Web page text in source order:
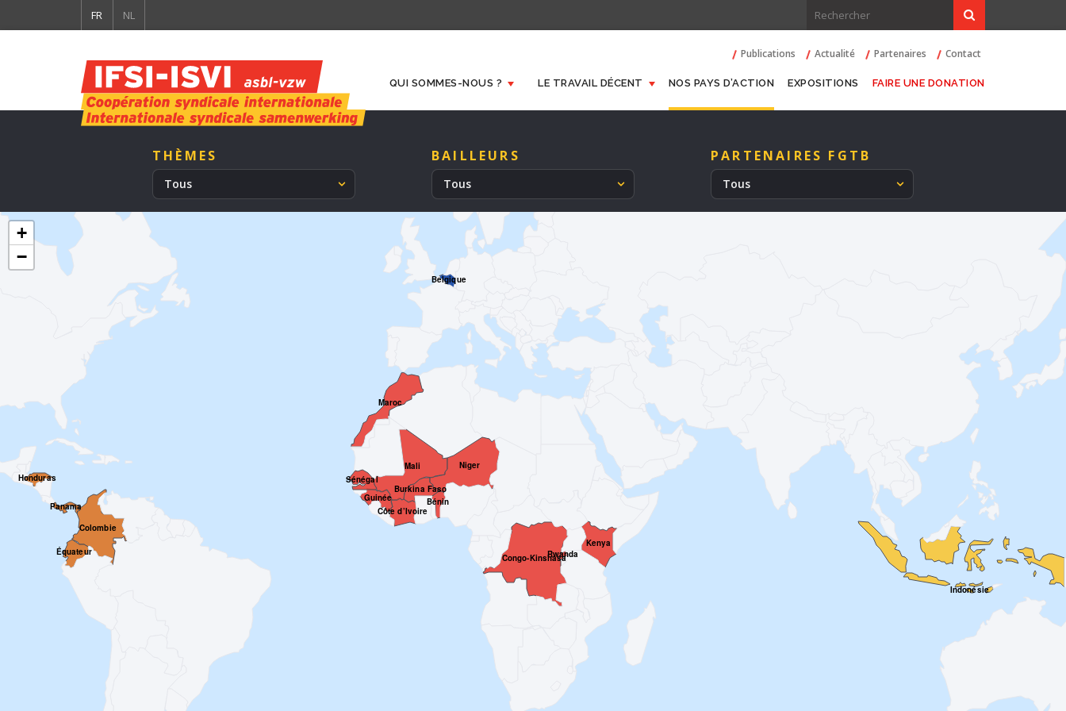
FR NL
Publications Actualité Partenaires Contact
QUI SOMMES-NOUS ? LE TRAVAIL DÉCENT NOS PAYS D’ACTION EXPOSITIONS FAIRE UNE DONATION
THÈMES
Tous
BAILLEURS
Tous
PARTENAIRES FGTB
Tous
Belgique
Bénin
Burkina Faso
Côte d’Ivoire
Congo-Kinshasa
Colombie
Équateur
Guinée
Honduras
Indonésie
Kenya
Maroc
Mali Niger
Panama
Rwanda
Sénégal
+
−